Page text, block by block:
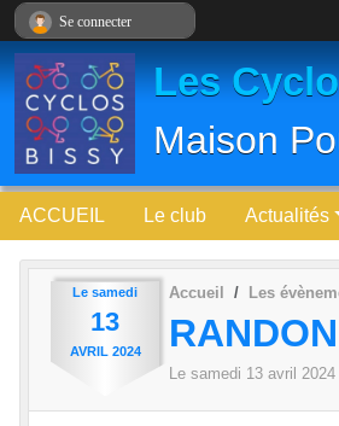
Les
Maison
ACCUEIL Le club Actualités
Le samedi
13
AVRIL 2024
Accueil Les
Le samedi 13 avril 2024
Se connecter
Panneau de gestion des cookies